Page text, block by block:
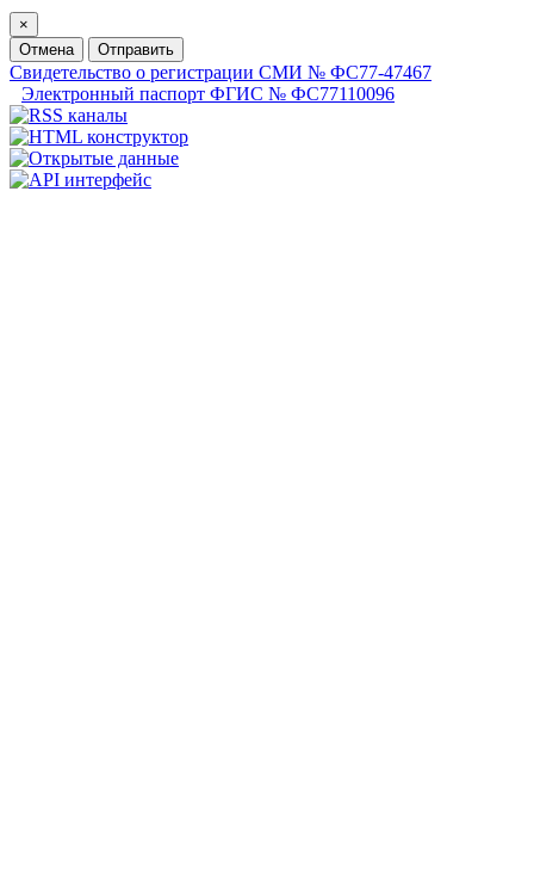
×
Отмена
Отправить
Свидетельство о регистрации СМИ № ФС77-47467
Электронный паспорт ФГИС № ФС77110096